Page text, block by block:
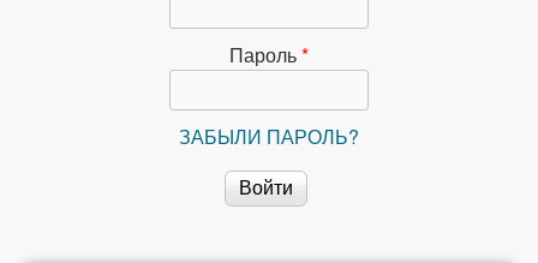
сибирской
лексикографии
Пароль*
ЗАБЫЛИ ПАРОЛЬ?